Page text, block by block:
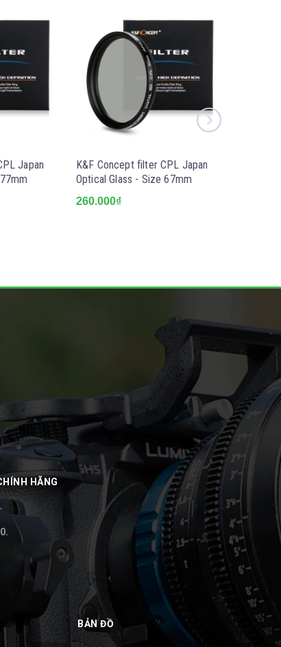
Japan
K&F Concept filter CPL Japan
Optical Glass - Size 67mm
260.000₫
HÃNG
BẢN ĐỒ